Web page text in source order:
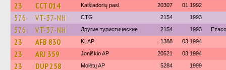
23 CCT 014 Kaišiadorių pasl. 20307 01.1992
576 VT-37-NH CTG 2154 1993
576 VT-37-NH Другие туристические 2154 1993
23 AFB 830 KLAP 1388 03.1994
23 ARJ 359 Joniškio AP 20521 03.1994
23 DUP 258 Molėtų AP 5284 1999